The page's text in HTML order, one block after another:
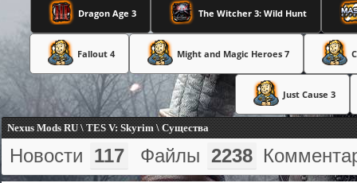
Dragon Age 3 The Witcher 3: Wild Hunt
Fallout 4 Might and Magic Heroes 7
Just Cause 3
Nexus Mods RU \ TES V: Skyrim \ Существа
Новости 117 Файлы 2238